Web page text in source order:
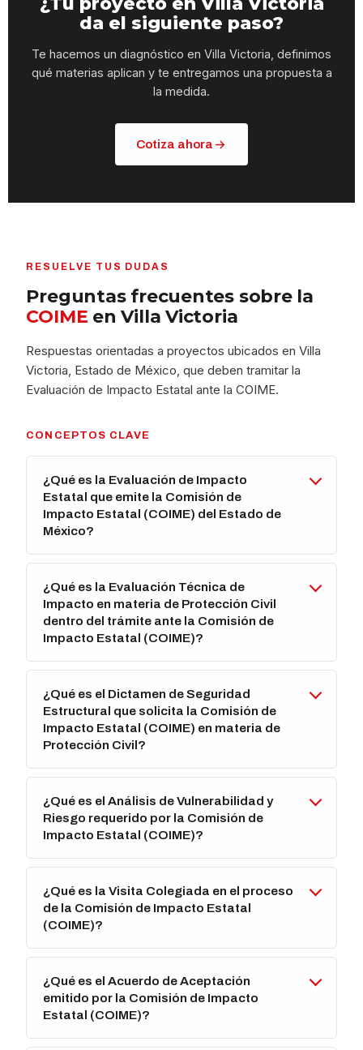
da el siguiente paso?
Te hacemos un diagnóstico en Villa Victoria, definimos
qué materias aplican y te entregamos una propuesta a
la medida.
Cotiza ahora
RESUELVE TUS DUDAS
Preguntas frecuentes sobre la
COIME en Villa Victoria
Respuestas orientadas a proyectos ubicados en Villa
Victoria, Estado de México, que deben tramitar la
Evaluación de Impacto Estatal ante la COIME.
CONCEPTOS CLAVE
¿Qué es la Evaluación de Impacto
Estatal que emite la Comisión de
Impacto Estatal (COIME) del Estado de
México?
¿Qué es la Evaluación Técnica de
Impacto en materia de Protección Civil
dentro del trámite ante la Comisión de
Impacto Estatal (COIME)?
¿Qué es el Dictamen de Seguridad
Estructural que solicita la Comisión de
Impacto Estatal (COIME) en materia de
Protección Civil?
¿Qué es el Análisis de Vulnerabilidad y
Riesgo requerido por la Comisión de
Impacto Estatal (COIME)?
¿Qué es la Visita Colegiada en el proceso
de la Comisión de Impacto Estatal
(COIME)?
¿Qué es el Acuerdo de Aceptación
emitido por la Comisión de Impacto
Estatal (COIME)?